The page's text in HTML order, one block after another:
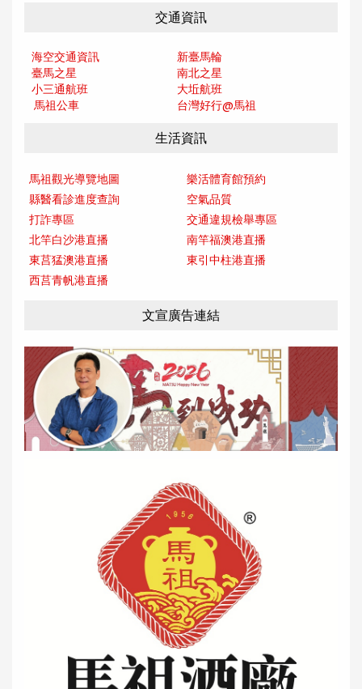
交通資訊
海空交通資訊
新臺馬輪
臺馬之星
南北之星
小三通航班
大坵航班
馬祖公車
台灣好行@馬祖
生活資訊
馬祖觀光導覽地圖
樂活體育館預約
縣醫看診進度查詢
空氣品質
打詐專區
交通違規檢舉專區
北竿白沙港直播
南竿福澳港直播
東莒猛澳港直播
東引中柱港直播
西莒青帆港直播
文宣廣告連結